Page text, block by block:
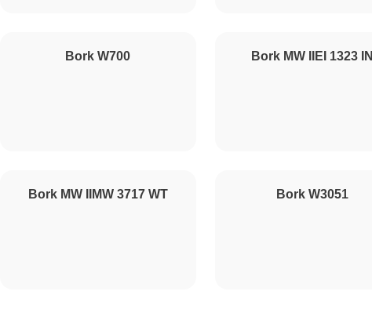
Bork W700 Bork MW IIEI 1323 IN
Bork MW IIMW 3717 WT Bork W3051